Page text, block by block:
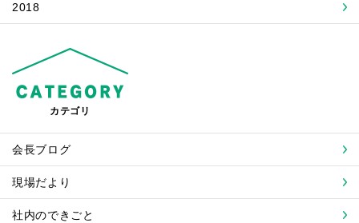
2018
カテゴリ
会長ブログ
現場だより
社内のできごと